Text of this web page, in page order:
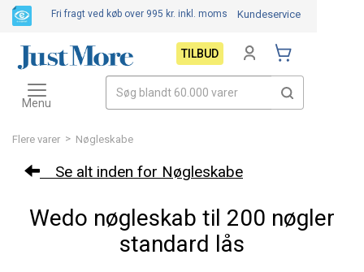
Flere varer > Nøgleskabe
Se alt inden for Nøgleskabe
Wedo nøgleskab til 200 nøgler
standard lås
Fri fragt ved køb over 995 kr. inkl. moms Kundeservice
TILBUD
Toggle
navigation
Menu